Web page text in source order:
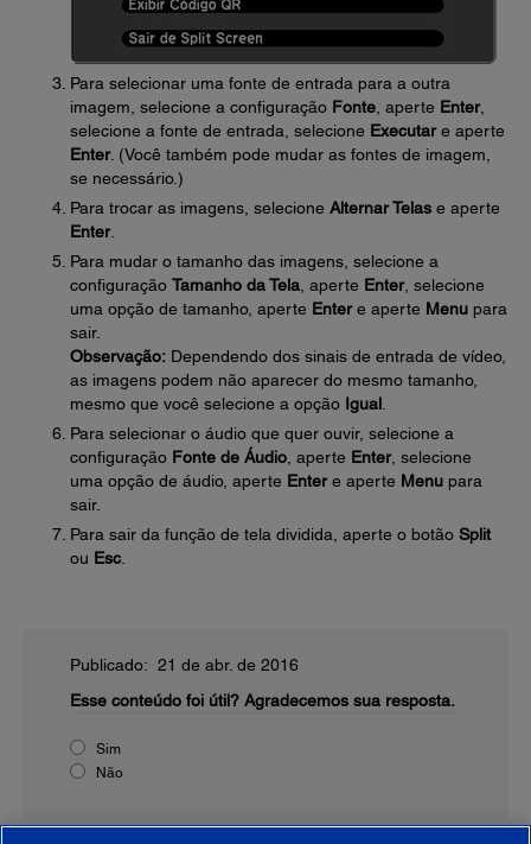
Para selecionar uma fonte de entrada para a outra
imagem, selecione a configuração Fonte , aperte Enter,
selecione a fonte de entrada, selecione Executare aperte
Enter. (Você também pode mudar as fontes de imagem,
se necessário.)
Para trocar as imagens, selecione Alternar Telas e aperte
Enter.
Para mudar o tamanho das imagens, selecione a
configuração Tamanho da Tela , aperte Enter, selecione
uma opção de tamanho, aperte Entere aperte Menu para
sair.
Observação: Dependendo dos sinais de entrada de vídeo,
as imagens podem não aparecer do mesmo tamanho,
mesmo que você selecione a opção Igual
Para selecionar o áudio que quer ouvir, selecione a
configuração Fonte de Áudio , aperte Enter, selecione
uma opção de áudio, aperte Entere aperte Menu para
sair.
Para sair da função de tela dividida, aperte o botão Split
ou Esc
Publicado: 21 de abr. de 2016
Esse conteúdo foi útil? Agradecemos sua resposta.
Sim
Não